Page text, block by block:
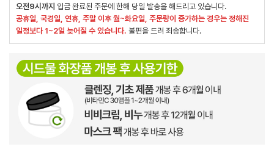
오전9시까지 입금 완료된 주문에 한해 당일 발송을 해드리고 있습니다.
공휴일, 국경일, 연휴, 주말 이후 월~화요일, 주문량이 증가하는 경우는 정해진
일정보다 1~2일 늦어질 수 있습니다. 불편을 드려 죄송합니다.